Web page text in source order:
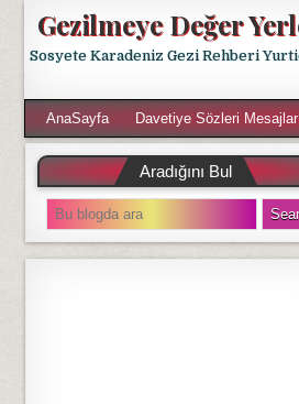
Gezilmeye Değer
Sosyete Karadeniz Gezi Rehberi
AnaSayfa Davetiye Sözleri
Aradığını Bul
S
e